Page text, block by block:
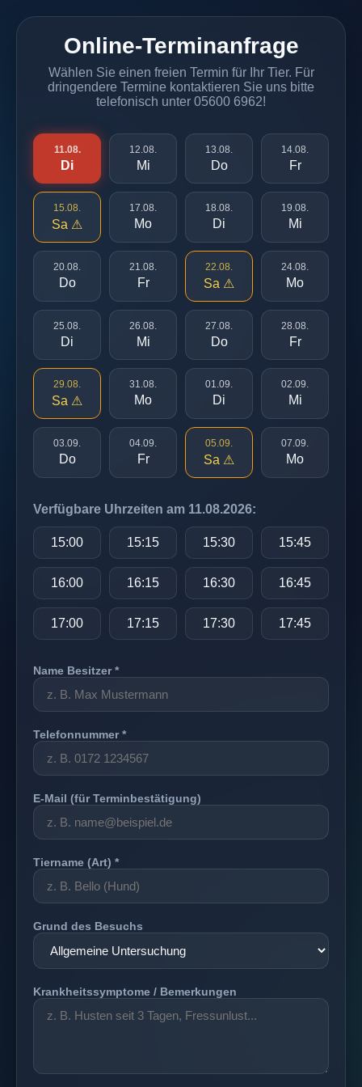
Online-Terminanfrage
Wählen Sie einen freien Termin für Ihr Tier. Für
dringendere Termine kontaktieren Sie uns bitte
telefonisch unter 05600 6962!
11.08.
Di
12.08.
Mi
13.08.
Do
14.08.
Fr
15.08.
Sa ⚠
17.08.
Mo
18.08.
Di
19.08.
Mi
20.08.
Do
21.08.
Fr
22.08.
Sa ⚠
24.08.
Mo
25.08.
Di
26.08.
Mi
27.08.
Do
28.08.
Fr
29.08.
Sa ⚠
31.08.
Mo
01.09.
Di
02.09.
Mi
03.09.
Do
04.09.
Fr
05.09.
Sa ⚠
07.09.
Mo
Verfügbare Uhrzeiten am 11.08.2026:
15:00 15:15 15:30 15:45
16:00 16:15 16:30 16:45
17:00 17:15 17:30 17:45
Name Besitzer *
Telefonnummer *
E-Mail (für Terminbestätigung)
Tiername (Art) *
Grund des Besuchs
Krankheitssymptome / Bemerkungen